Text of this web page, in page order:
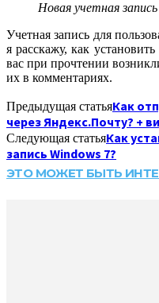
Новая учетная
Учетная запись для
я расскажу, как
вас при прочтении
их в комментариях.
Предыдущая статьяКак
через Яндекс.Почту? +
Следующая статьяКак
запись Windows 7?
ЭТО МОЖЕТ БЫТЬ